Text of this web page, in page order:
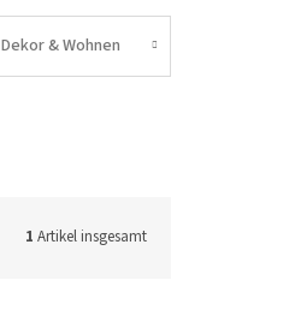
Dekor & Wohnen
1 Artikel insgesamt